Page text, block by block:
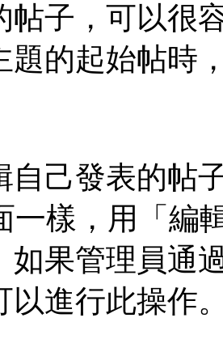
帖子，可以很
題的起始帖時
自己發表的帖
樣，用「編
如果管理員通
以進行此操作